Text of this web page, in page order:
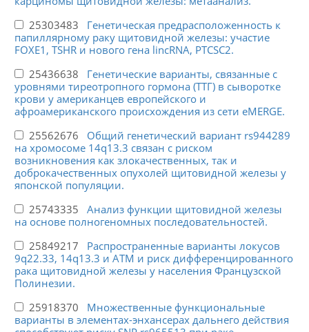
25303483 Генетическая предрасположенность к
папиллярному раку щитовидной железы: участие
FOXE1, TSHR и нового гена lincRNA, PTCSC2.
25436638 Генетические варианты, связанные с
уровнями тиреотропного гормона (ТТГ) в сыворотке
крови у американцев европейского и
афроамериканского происхождения из сети eMERGE.
25562676 Общий генетический вариант rs944289
на хромосоме 14q13.3 связан с риском
возникновения как злокачественных, так и
доброкачественных опухолей щитовидной железы у
японской популяции.
25743335 Анализ функции щитовидной железы
на основе полногеномных последовательностей.
25849217 Распространенные варианты локусов
9q22.33, 14q13.3 и ATM и риск дифференцированного
рака щитовидной железы у населения Французской
Полинезии.
25918370 Множественные функциональные
варианты в элементах-энхансерах дальнего действия